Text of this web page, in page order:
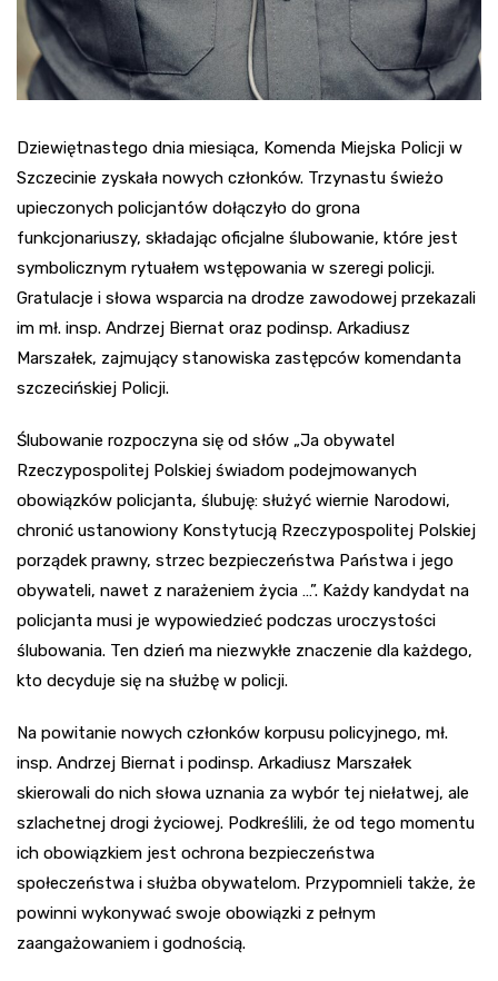
Dziewiętnastego dnia miesiąca, Komenda Miejska Policji w
Szczecinie zyskała nowych członków. Trzynastu świeżo
upieczonych policjantów dołączyło do grona
funkcjonariuszy, składając oficjalne ślubowanie, które jest
symbolicznym rytuałem wstępowania w szeregi policji.
Gratulacje i słowa wsparcia na drodze zawodowej przekazali
im mł. insp. Andrzej Biernat oraz podinsp. Arkadiusz
Marszałek, zajmujący stanowiska zastępców komendanta
szczecińskiej Policji.
Ślubowanie rozpoczyna się od słów „Ja obywatel
Rzeczypospolitej Polskiej świadom podejmowanych
obowiązków policjanta, ślubuję: służyć wiernie Narodowi,
chronić ustanowiony Konstytucją Rzeczypospolitej Polskiej
porządek prawny, strzec bezpieczeństwa Państwa i jego
obywateli, nawet z narażeniem życia …”. Każdy kandydat na
policjanta musi je wypowiedzieć podczas uroczystości
ślubowania. Ten dzień ma niezwykłe znaczenie dla każdego,
kto decyduje się na służbę w policji.
Na powitanie nowych członków korpusu policyjnego, mł.
insp. Andrzej Biernat i podinsp. Arkadiusz Marszałek
skierowali do nich słowa uznania za wybór tej niełatwej, ale
szlachetnej drogi życiowej. Podkreślili, że od tego momentu
ich obowiązkiem jest ochrona bezpieczeństwa
społeczeństwa i służba obywatelom. Przypomnieli także, że
powinni wykonywać swoje obowiązki z pełnym
zaangażowaniem i godnością.